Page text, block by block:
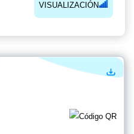
VISUALIZACIÓN